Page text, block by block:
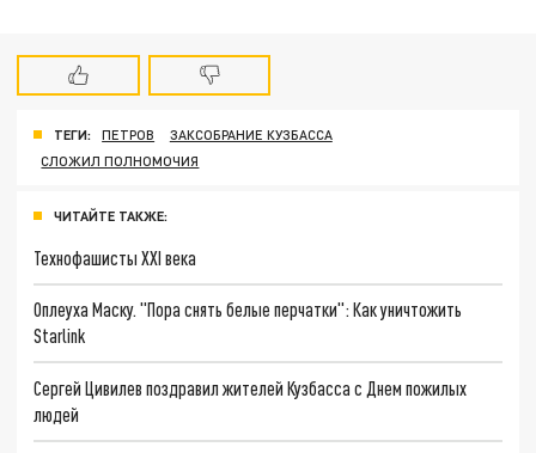
ТЕГИ: ПЕТРОВ
ЗАКСОБРАНИЕ КУЗБАССА
СЛОЖИЛ ПОЛНОМОЧИЯ
ЧИТАЙТЕ ТАКЖЕ:
Технофашисты XXI века
Оплеуха Маску. "Пора снять белые перчатки": Как уничтожить
Starlink
Сергей Цивилев поздравил жителей Кузбасса с Днем пожилых
людей